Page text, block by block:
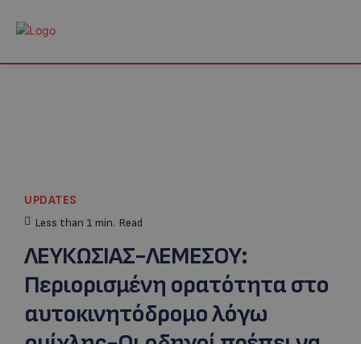
UPDATES
Less than 1 min. Read
ΛΕΥΚΩΣΙΑΣ-ΛΕΜΕΣΟΥ:
Περιορισμένη ορατότητα στο
αυτοκινητόδρομο λόγω